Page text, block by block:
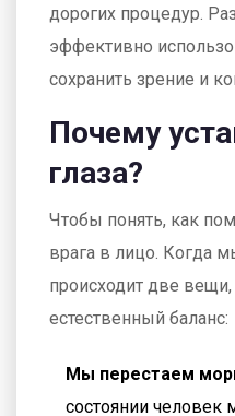
дорогих процедур.
эффективно
сохранить зрение и
Почему
глаза?
Чтобы понять, как
врага в лицо. Когда
происходит две
естественный баланс:
Мы перестаем
состоянии человек